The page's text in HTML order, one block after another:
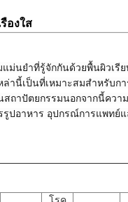
องใส
ม่นยําที่รู้จักกันด้วยพื้นผิวเรี
นี้เป็นที่เหมาะสมสําหรับก
ถาปัตยกรรมนอกจากนี้คว
ปอาหาร อุปกรณ์การแพทย์